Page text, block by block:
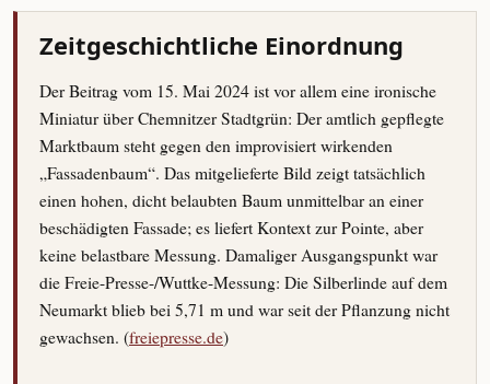
Zeitgeschichtliche Einordnung
Der Beitrag vom 15. Mai 2024 ist vor allem eine ironische
Miniatur über Chemnitzer Stadtgrün: Der amtlich gepflegte
Marktbaum steht gegen den improvisiert wirkenden
„Fassadenbaum“. Das mitgelieferte Bild zeigt tatsächlich
einen hohen, dicht belaubten Baum unmittelbar an einer
beschädigten Fassade; es liefert Kontext zur Pointe, aber
keine belastbare Messung. Damaliger Ausgangspunkt war
die Freie-Presse-/Wuttke-Messung: Die Silberlinde auf dem
Neumarkt blieb bei 5,71 m und war seit der Pflanzung nicht
gewachsen. (freiepresse.de)